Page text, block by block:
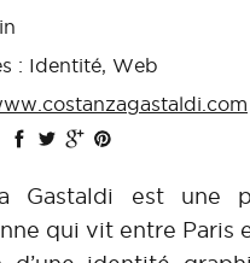
: Identité, Web
Gastaldi est une
qui vit entre Paris